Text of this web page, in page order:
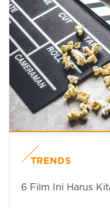
TRENDS
6 Film Ini Harus